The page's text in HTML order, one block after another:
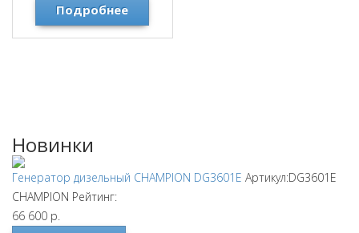
Подробнее
Новинки
Генератор дизельный CHAMPION DG3601E Артикул:DG3601E
CHAMPION Рейтинг:
66 600 р.